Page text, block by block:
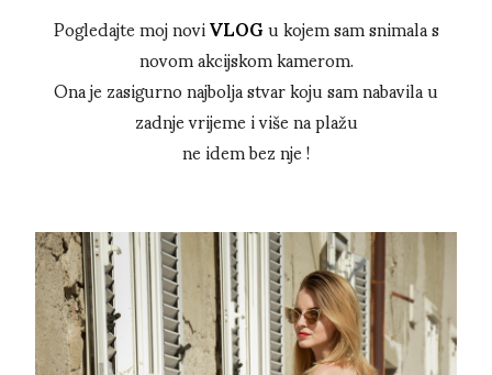
Pogledajte moj noviVLOGu kojem sam snimala s
novom akcijskom kamerom.
Ona je zasigurno najbolja stvar koju sam nabavila u
zadnje vrijeme i više na plažu
ne idem bez nje !